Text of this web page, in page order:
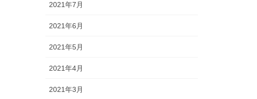
2021年7月
2021年6月
2021年5月
2021年4月
2021年3月